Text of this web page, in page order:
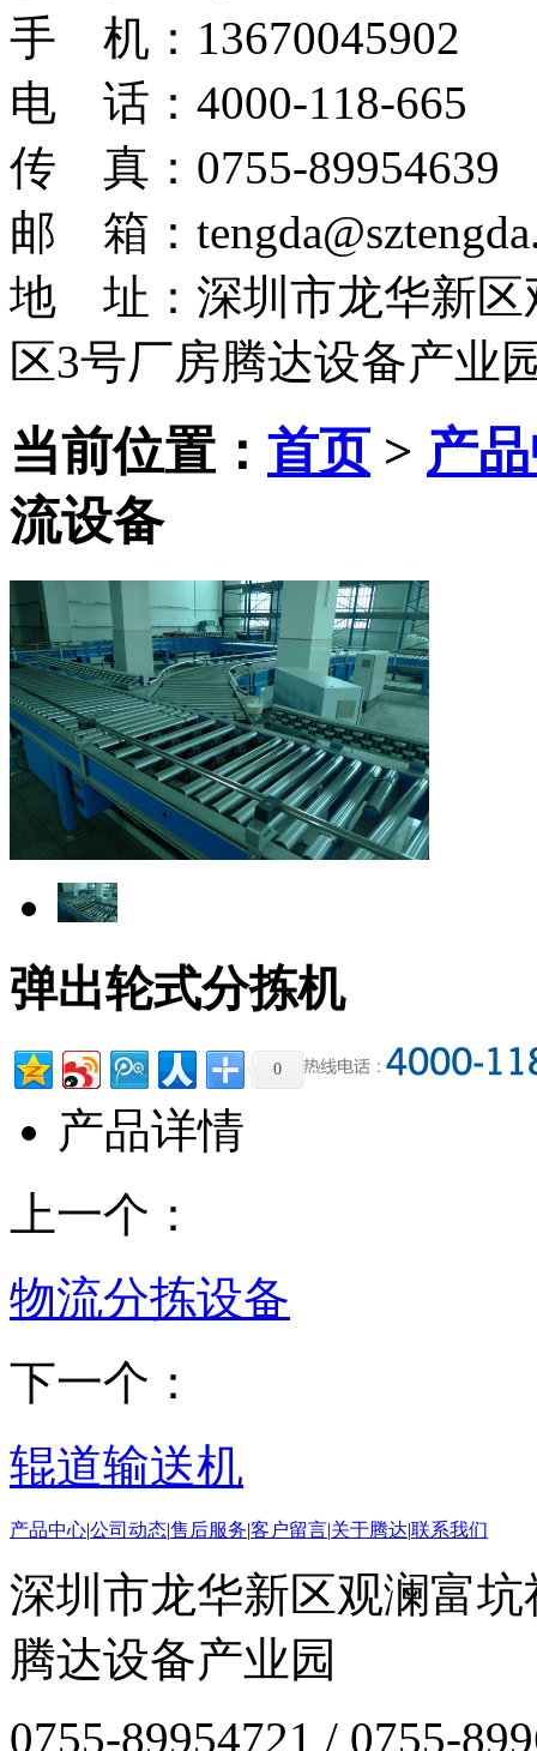
手 机：13670045902
电 话：4000-118-665
传 真：0755-89954639
邮 箱：
地 址：深圳市龙华新区
区3号厂房腾达设备产业
当前位置： 首页> 产
流设备
弹出轮式分拣机
0
产品详情
上一个：
物流分拣设备
下一个：
辊道输送机
产品中心|公司动态|售后服务|客户留言|关于腾达|联系我们
深圳市龙华新区观澜富
腾达设备产业园
0755-89954721 / 0755-